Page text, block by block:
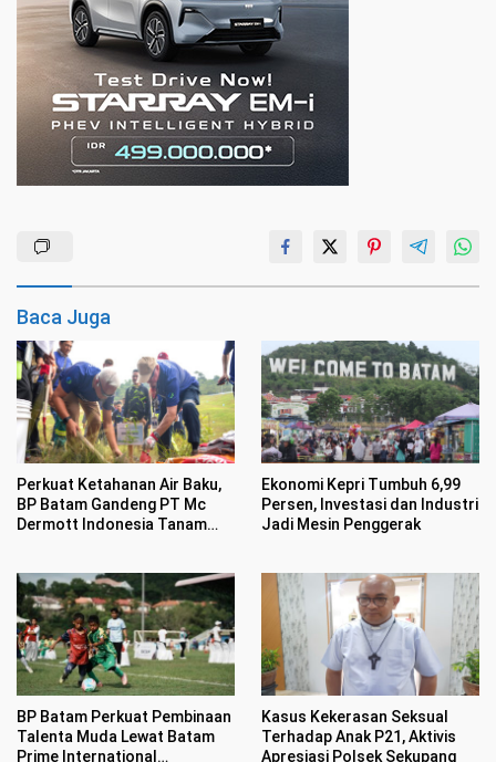
Baca Juga
Perkuat Ketahanan Air Baku,
BP Batam Gandeng PT Mc
Dermott Indonesia Tanam
Ekonomi Kepri Tumbuh 6,99
Persen, Investasi dan Industri
Jadi Mesin Penggerak
BP Batam Perkuat Pembinaan
Talenta Muda Lewat Batam
Prime International
Kasus Kekerasan Seksual
Terhadap Anak P21, Aktivis
Apresiasi Polsek Sekupang